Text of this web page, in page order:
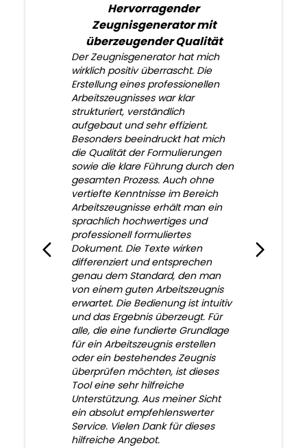
Hervorragender
Zeugnisgenerator mit
überzeugender Qualität
Der Zeugnisgenerator hat mich
wirklich positiv überrascht. Die
Erstellung eines professionellen
Arbeitszeugnisses war klar
strukturiert, verständlich
aufgebaut und sehr effizient.
Besonders beeindruckt hat mich
die Qualität der Formulierungen
sowie die klare Führung durch den
gesamten Prozess. Auch ohne
vertiefte Kenntnisse im Bereich
Arbeitszeugnisse erhält man ein
sprachlich hochwertiges und
professionell formuliertes
Dokument. Die Texte wirken
differenziert und entsprechen
genau dem Standard, den man
von einem guten Arbeitszeugnis
erwartet. Die Bedienung ist intuitiv
und das Ergebnis überzeugt. Für
alle, die eine fundierte Grundlage
für ein Arbeitszeugnis erstellen
oder ein bestehendes Zeugnis
überprüfen möchten, ist dieses
Tool eine sehr hilfreiche
Unterstützung. Aus meiner Sicht
ein absolut empfehlenswerter
Service. Vielen Dank für dieses
hilfreiche Angebot.